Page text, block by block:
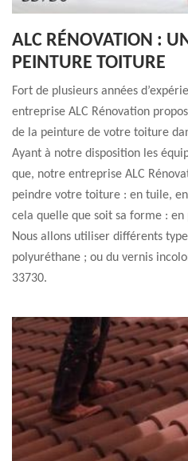
ALC RÉNOVATION :
PEINTURE TOITURE
Fort de plusieurs années
entreprise ALC Rénovation
de la peinture de votre toiture
Ayant à notre disposition les
que, notre entreprise ALC
peindre votre toiture : en tuile,
cela quelle que soit sa forme :
Nous allons utiliser différents
polyuréthane ; ou du vernis
33730.